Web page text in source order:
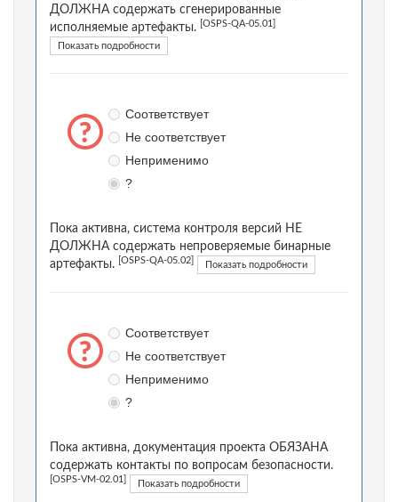
ДОЛЖНА содержать сгенерированные
исполняемые артефакты.
[OSPS-QA-05.01]
Показать подробности
Соответствует
Не соответствует
Неприменимо
?
Пока активна, система контроля версий НЕ
ДОЛЖНА содержать непроверяемые бинарные
артефакты.
[OSPS-QA-05.02] Показать подробности
Соответствует
Не соответствует
Неприменимо
?
Пока активна, документация проекта ОБЯЗАНА
содержать контакты по вопросам безопасности.
[OSPS-VM-02.01] Показать подробности